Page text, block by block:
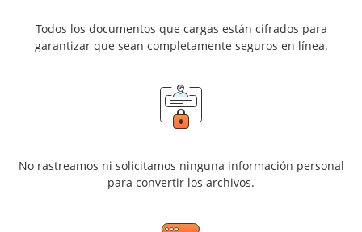
Todos los documentos que cargas están cifrados para
garantizar que sean completamente seguros en línea.
No rastreamos ni solicitamos ninguna información personal
para convertir los archivos.